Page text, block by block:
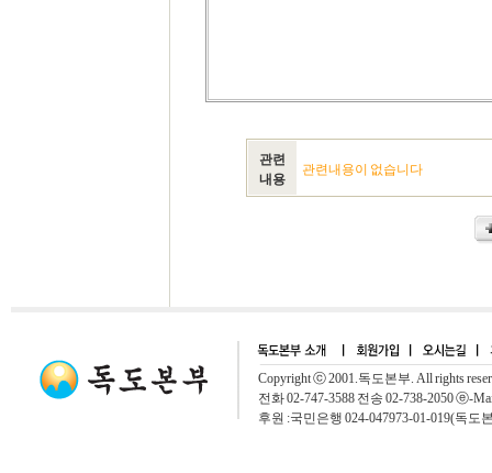
관련
내용
관련내용이 없습니다
Copyright ⓒ 2001.독도본부. All rights
전화 02-747-3588 전송 02-738-2050 ⓔ-
후원 :국민은행 024-047973-01-019(독도